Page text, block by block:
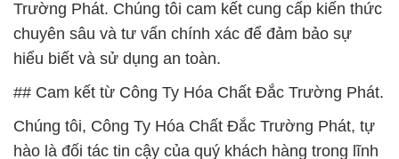
Trường Phát. Chúng tôi cam kết cung cấp kiến thức
chuyên sâu và tư vấn chính xác để đảm bảo sự
hiểu biết và sử dụng an toàn.
## Cam kết từ Công Ty Hóa Chất Đắc Trường Phát.
Chúng tôi, Công Ty Hóa Chất Đắc Trường Phát, tự
hào là đối tác tin cậy của quý khách hàng trong lĩnh